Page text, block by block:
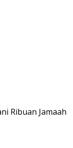
Ribuan Jamaah